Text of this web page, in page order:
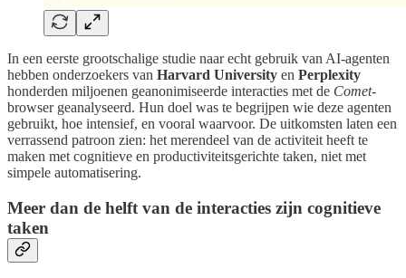
In een eerste grootschalige studie naar echt gebruik van AI-agenten
hebben onderzoekers van Harvard University en Perplexity
honderden miljoenen geanonimiseerde interacties met de Comet-
browser geanalyseerd. Hun doel was te begrijpen wie deze agenten
gebruikt, hoe intensief, en vooral waarvoor. De uitkomsten laten een
verrassend patroon zien: het merendeel van de activiteit heeft te
maken met cognitieve en productiviteitsgerichte taken, niet met
simpele automatisering.
Meer dan de helft van de interacties zijn cognitieve
taken